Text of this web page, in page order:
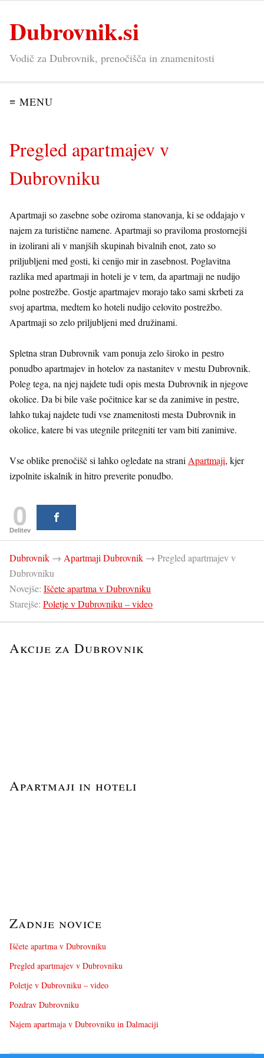
Dubrovnik.si
Vodič za Dubrovnik, prenočišča in znamenitosti
≡ MENU
Pregled apartmajev v
Dubrovniku
Apartmaji so zasebne sobe oziroma stanovanja, ki se oddajajo v
najem za turistične namene. Apartmaji so praviloma prostornejši
in izolirani ali v manjših skupinah bivalnih enot, zato so
priljubljeni med gosti, ki cenijo mir in zasebnost. Poglavitna
razlika med apartmaji in hoteli je v tem, da apartmaji ne nudijo
polne postrežbe. Gostje apartmajev morajo tako sami skrbeti za
svoj apartma, medtem ko hoteli nudijo celovito postrežbo.
Apartmaji so zelo priljubljeni med družinami.
Spletna stran Dubrovnik vam ponuja zelo široko in pestro
ponudbo apartmajev in hotelov za nastanitev v mestu Dubrovnik.
Poleg tega, na njej najdete tudi opis mesta Dubrovnik in njegove
okolice. Da bi bile vaše počitnice kar se da zanimive in pestre,
lahko tukaj najdete tudi vse znamenitosti mesta Dubrovnik in
okolice, katere bi vas utegnile pritegniti ter vam biti zanimive.
Vse oblike prenočišč si lahko ogledate na strani Apartmaji, kjer
izpolnite iskalnik in hitro preverite ponudbo.
0
Delitev
Dubrovnik → Apartmaji Dubrovnik → Pregled apartmajev v
Dubrovniku
Novejše: Iščete apartma v Dubrovniku
Starejše: Poletje v Dubrovniku – video
Akcije za Dubrovnik
Apartmaji in hoteli
Zadnje novice
Iščete apartma v Dubrovniku
Pregled apartmajev v Dubrovniku
Poletje v Dubrovniku – video
Pozdrav Dubrovniku
Najem apartmaja v Dubrovniku in Dalmaciji